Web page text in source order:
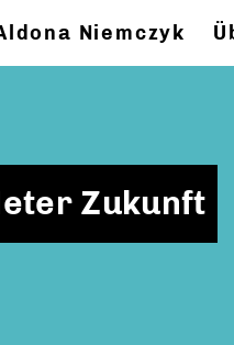
Niemczyk
Zukunft